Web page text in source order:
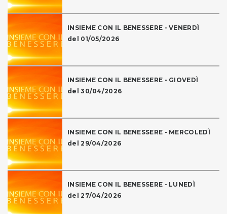
INSIEME CON IL BENESSERE - VENERDÌ
del 01/05/2026
INSIEME CON IL BENESSERE - GIOVEDÌ
del 30/04/2026
INSIEME CON IL BENESSERE - MERCOLEDÌ
del 29/04/2026
INSIEME CON IL BENESSERE - LUNEDÌ
del 27/04/2026